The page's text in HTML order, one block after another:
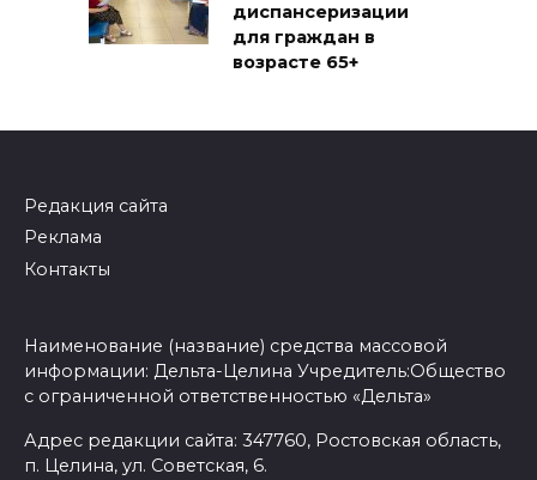
диспансеризации
для граждан в
возрасте 65+
Редакция сайта
Реклама
Контакты
Наименование (название) средства массовой
информации: Дельта-Целина Учредитель:Общество
с ограниченной ответственностью «Дельта»
Адрес редакции сайта: 347760, Ростовская область,
п. Целина, ул. Советская, 6.